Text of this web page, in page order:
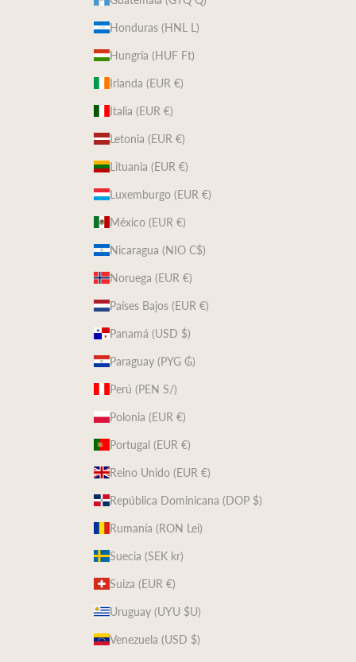
Honduras (HNL L)
Hungría (HUF Ft)
Irlanda (EUR €)
Italia (EUR €)
Letonia (EUR €)
Lituania (EUR €)
Luxemburgo (EUR €)
México (EUR €)
Nicaragua (NIO C$)
Noruega (EUR €)
Países Bajos (EUR €)
Panamá (USD $)
Paraguay (PYG ₲)
Perú (PEN S/)
Polonia (EUR €)
Portugal (EUR €)
Reino Unido (EUR €)
República Dominicana (DOP $)
Rumanía (RON Lei)
Suecia (SEK kr)
Suiza (EUR €)
Uruguay (UYU $U)
Venezuela (USD $)